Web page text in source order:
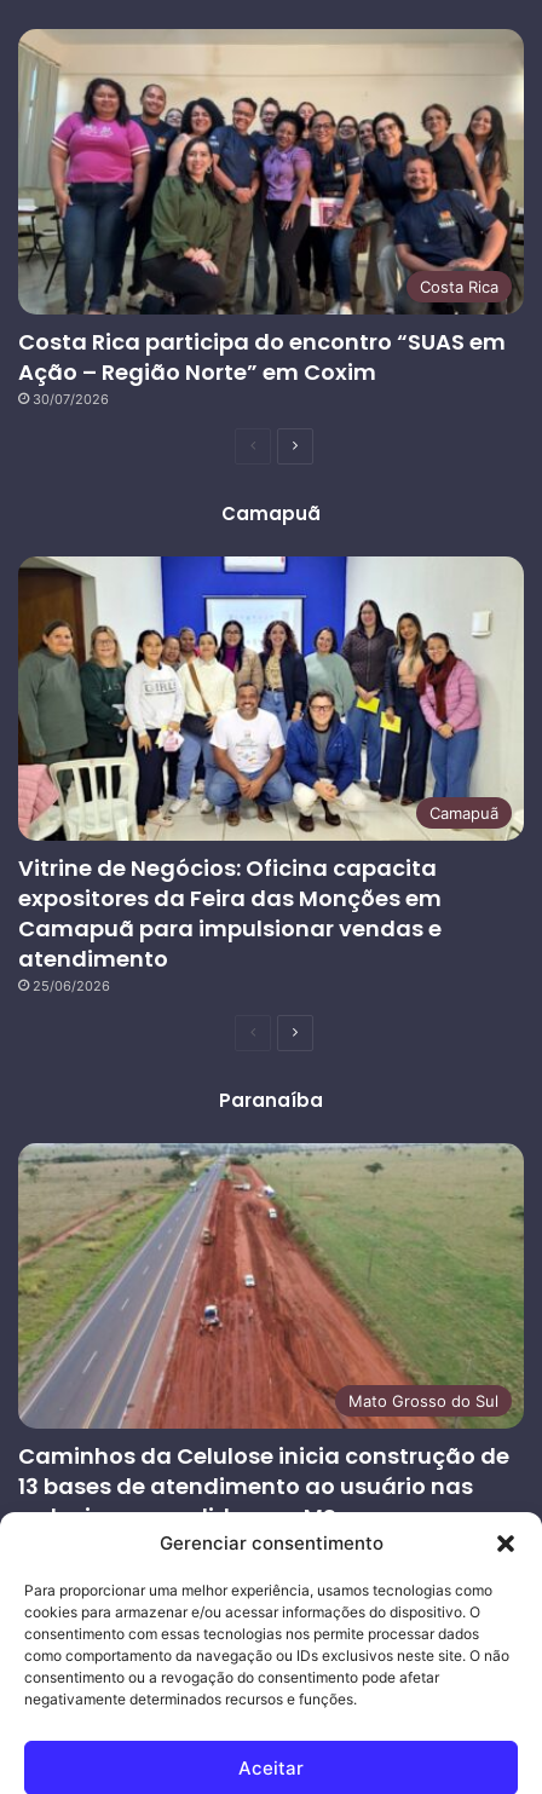
Gerenciar consentimento
Para proporcionar uma melhor experiência, usamos tecnologias como
cookies para armazenar e/ou acessar informações do dispositivo. O
consentimento com essas tecnologias nos permite processar dados
como comportamento da navegação ou IDs exclusivos neste site. O não
consentimento ou a revogação do consentimento pode afetar
negativamente determinados recursos e funções.
Aceitar
Costa Rica
Costa Rica participa do encontro “SUAS em
Ação – Região Norte” em Coxim
30/07/2026
PáginaPróxima
Camapuã
Camapuã
Vitrine de Negócios: Oficina capacita
expositores da Feira das Monções em
Camapuã para impulsionar vendas e
atendimento
25/06/2026
PáginaPróxima
Paranaíba
Mato Grosso do Sul
Caminhos da Celulose inicia construção de
13 bases de atendimento ao usuário nas
rodovias concedidas em MS
Página
anterior
Próxima
página
Ouro Empresas- Desenvolvimento Web
Joeber Garcia